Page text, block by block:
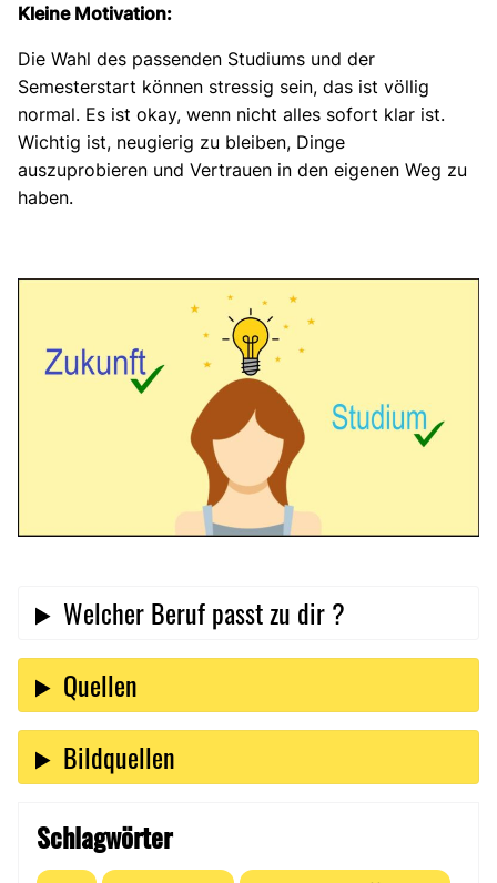
Kleine Motivation:
Die Wahl des passenden Studiums und der
Semesterstart können stressig sein, das ist völlig
normal. Es ist okay, wenn nicht alles sofort klar ist.
Wichtig ist, neugierig zu bleiben, Dinge
auszuprobieren und Vertrauen in den eigenen Weg zu
haben.
Welcher Beruf passt zu dir ?
Quellen
Bildquellen
Schlagwörter